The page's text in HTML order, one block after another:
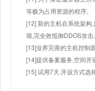
等极为占用资源的程序。
[12] 新的主机在系统架构
墙,完全效抵御DDOS攻击。
[13]业界完善的主机控制
[14]提供备案服务,空间开
[15] 试用7天.开设方式选